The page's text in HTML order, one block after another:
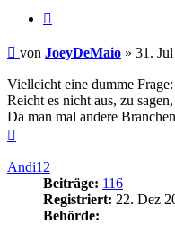
Beitrag
von JoeyDeMaio » 31.
Vielleicht eine dumme
Reicht es nicht aus, zu
Da man mal andere
Andi12
Beiträge: 116
Registriert: 22. Dez
Behörde: